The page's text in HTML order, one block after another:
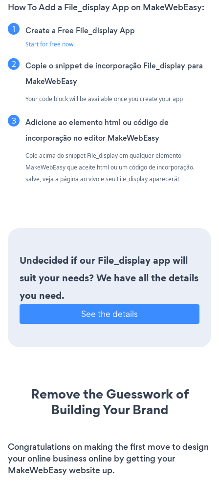
How To Add a File_display App on MakeWebEasy:
Create a Free File_display App
Start for free now
Copie o snippet de incorporação File_display para
MakeWebEasy
Your code block will be available once you create your app
Adicione ao elemento html ou código de
incorporação no editor MakeWebEasy
Cole acima do snippet File_display em qualquer elemento
MakeWebEasy que aceite html ou um código de incorporação.
salve, veja a página ao vivo e seu File_display aparecerá!
Undecided if our File_display app will
suit your needs? We have all the details
you need.
See the details
Remove the Guesswork of
Building Your Brand
Congratulations on making the first move to design
your online business online by getting your
MakeWebEasy website up.